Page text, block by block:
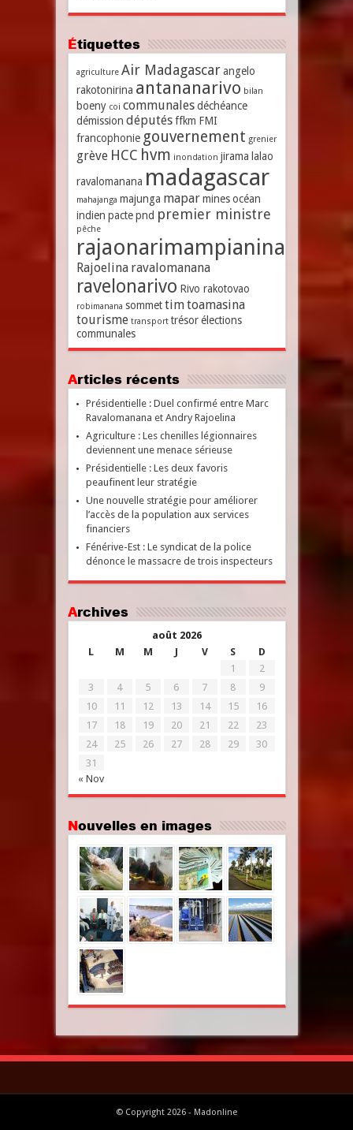
Étiquettes
agriculture Air Madagascar angelo
rakotonirina antananarivo bilan
boeny coi communales déchéance
démission députés ffkm FMI
francophonie gouvernement grenier
grève HCC hvm inondation jirama lalao
ravalomanana madagascar
mahajanga majunga mapar mines océan
indien pacte pnd premier ministre
pêche
rajaonarimampianina
Rajoelina ravalomanana
ravelonarivo Rivo rakotovao
robimanana sommet timtoamasina
tourisme transport trésor élections
communales
Articles récents
Présidentielle : Duel confirmé entre Marc
Ravalomanana et Andry Rajoelina
Agriculture : Les chenilles légionnaires
deviennent une menace sérieuse
Présidentielle : Les deux favoris
peaufinent leur stratégie
Une nouvelle stratégie pour améliorer
l’accès de la population aux services
financiers
Fénérive-Est : Le syndicat de la police
dénonce le massacre de trois inspecteurs
Archives
août 2026
L
M M J V S D
« Nov
1
2
3
4 5 6 7 8
9
10
11 12 13 14 15
16
17
18 19 20 21 22
23
24
25 26 27 28 29
30
31
Nouvelles en images
© Copyright 2026 - Madonline